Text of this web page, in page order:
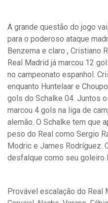
A grande questão do jogo
para o poderoso ataque
Benzema e claro , Cristiano
Real Madrid já marcou 12
no campeonato espanhol.
enquanto Huntelaar e
gols do Schalke 04. Juntos
marcou 4 gols na liga de
alemão. O Schalke tem que
peso do Real como Sergio
Modric e James Rodríguez.
desfalque como seu goleiro
Provável escalação do Real